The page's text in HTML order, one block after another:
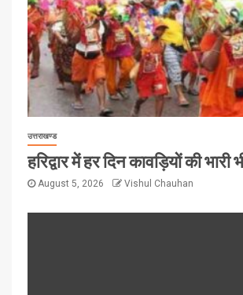
उत्तराखण्ड
हरिद्वार में हर दिन कावड़ियों की भारी
August 5, 2026 Vishul Chauhan